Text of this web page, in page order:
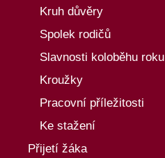
Kruh důvěry
Spolek rodičů
Slavnosti koloběhu roku
Kroužky
Pracovní příležitosti
Ke stažení
Přijetí žáka